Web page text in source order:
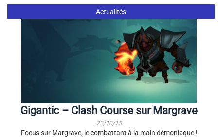
Actualités
Gigantic – Clash Course sur Margrave
22/10/15
Focus sur Margrave, le combattant à la main démoniaque !